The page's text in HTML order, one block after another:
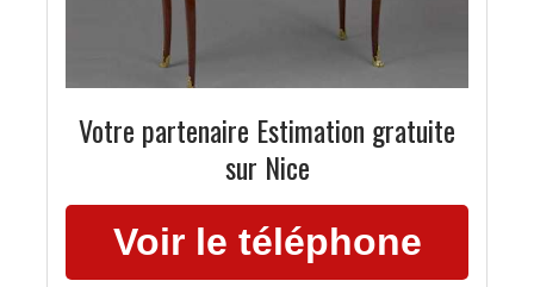
Votre partenaire Estimation gratuite
sur Nice